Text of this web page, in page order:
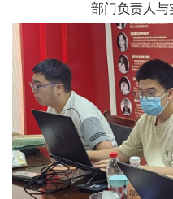
部门负责人与